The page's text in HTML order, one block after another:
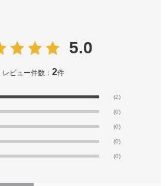
5.0
レビュー件数：2件
(2)
(0)
(0)
(0)
(0)